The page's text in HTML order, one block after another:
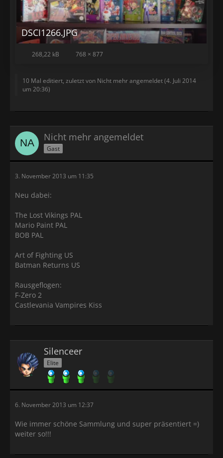
DSCI1266.JPG
268,22 kB 768 × 877
10 Mal editiert, zuletzt von Nicht mehr angemeldet (4. Juli 2014
um 20:36)
Nicht mehr angemeldet
Gast
3. November 2013 um 11:35
Neu dabei:
The Lost Vikings PAL
Mario Paint PAL
BOB PAL
Art of Fighting US
Batman Returns US
Rausgeflogen:
F-Zero 2
Castlevania Vampires Kiss
Silenceer
Elite
6. November 2013 um 12:37
Wie immer schöne Sammlung und super präsentiert =)
weiter so!!!